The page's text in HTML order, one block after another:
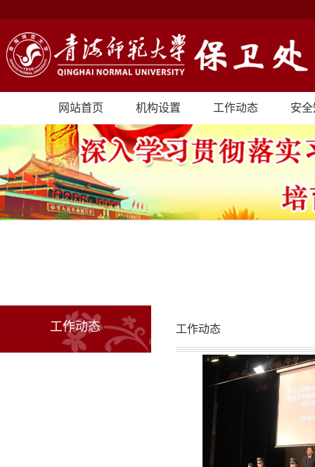
网站首页 机构设置 工作动态 安
工作动态 工作动态